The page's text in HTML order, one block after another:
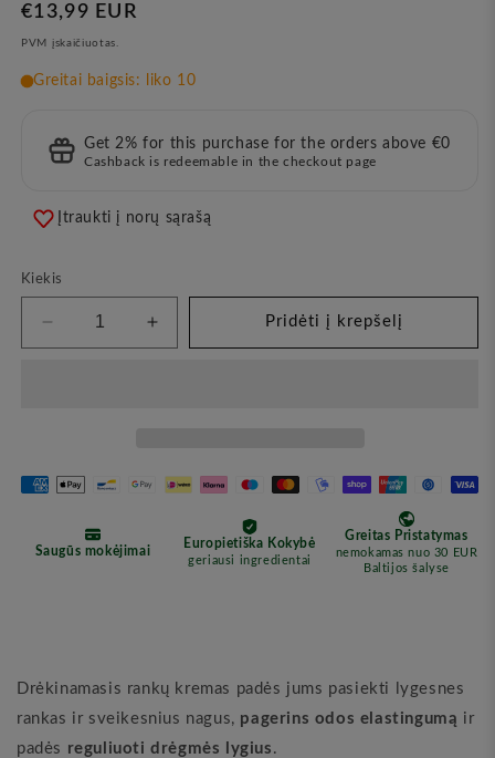
Įprasta
kaina
€13,99 EUR
PVM įskaičiuotas.
Get 2% for this purchase for the orders above €0
Cashback is redeemable in the checkout page
Įtraukti į norų sąrašą
Kiekis
Sumažinkite
kiekį
Avokado
Aliejumi,
(Vegan
Padidinkite
kiekį
Avokado
Aliejumi,
(Vegan
Pridėti į krepšelį
Drėkinamasis rankų kremas padės jums pasiekti lygesnes
rankas ir sveikesnius nagus, pagerins odos elastingumą ir
padės reguliuoti drėgmės lygius .